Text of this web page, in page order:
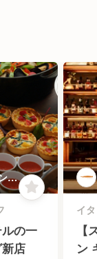
グ
の一
店
イ
ン